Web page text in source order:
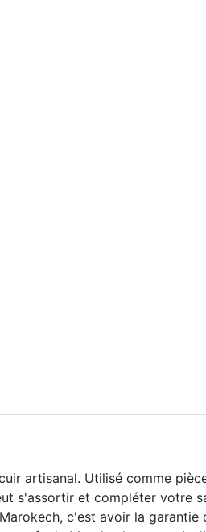
artisanal. Utilisé comme
s'assortir et compléter votre
c'est avoir la